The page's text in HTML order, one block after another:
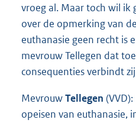
vroeg al. Maar toch wil ik
over de opmerking van
euthanasie geen recht is
mevrouw Tellegen dat
consequenties verbindt
MevrouwTellegen
opeisen van euthanasie,